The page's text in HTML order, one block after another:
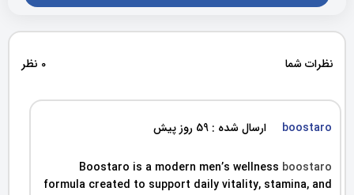
نظرات شما 0 نظر
boostaro ارسال شده : 59 روز پیش
Boostaro is a modern men’s wellness boostaro
formula created to support daily vitality, stamina, and